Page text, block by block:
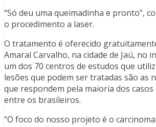
“Só deu uma queimadinha e pronto”,
o procedimento a laser.
O tratamento é oferecido
Amaral Carvalho, na cidade de Jaú, no
um dos 70 centros de estudos que
lesões que podem ser tratadas são as
que respondem pela maioria dos casos
entre os brasileiros.
“O foco do nosso projeto é o